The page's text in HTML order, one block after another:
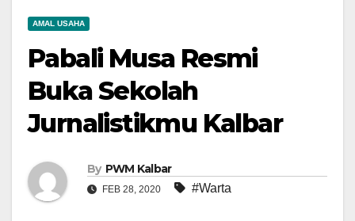
AMAL USAHA
Pabali Musa Resmi
Buka Sekolah
Jurnalistikmu Kalbar
By PWM Kalbar
FEB 28, 2020 #Warta